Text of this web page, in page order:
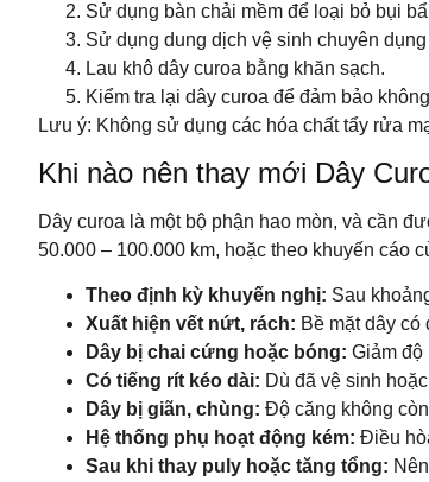
Sử dụng bàn chải mềm để loại bỏ bụi
Sử dụng dung dịch vệ sinh chuyên
Lau khô dây curoa bằng khăn sạch.
Kiểm tra lại dây curoa để đảm bảo
Lưu ý: Không sử dụng các hóa chất tẩy rửa
Khi nào nên thay mới Dây
Dây curoa là một bộ phận hao mòn, và cần
50.000 – 100.000 km, hoặc theo khuyến cáo
Theo định kỳ khuyến nghị: Sau
Xuất hiện vết nứt, rách: Bề mặt dây có
Dây bị chai cứng hoặc bóng: Giảm độ
Có tiếng rít kéo dài: Dù đã vệ sinh
Dây bị giãn, chùng: Độ căng không
Hệ thống phụ hoạt động kém: Điều
Sau khi thay puly hoặc tăng tổng: